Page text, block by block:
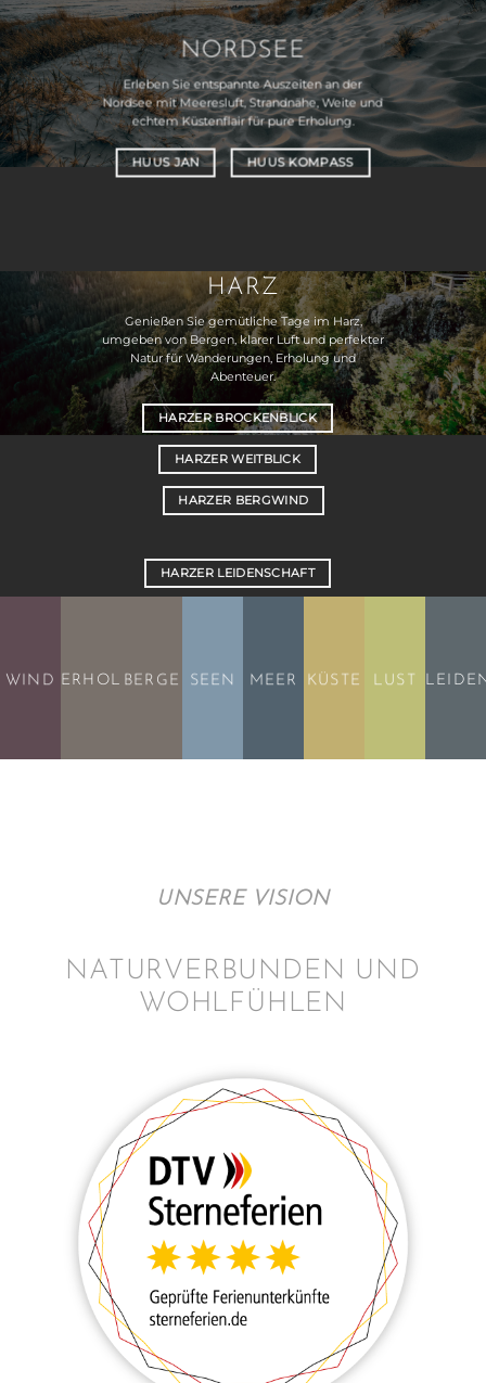
NORDSEE
Erleben Sie entspannte Auszeiten an der
Nordsee mit Meeresluft, Strandnähe, Weite und
echtem Küstenflair für pure Erholung.
HUUS JAN HUUS KOMPASS
HARZ
Genießen Sie gemütliche Tage im Harz,
umgeben von Bergen, klarer Luft und perfekter
Natur für Wanderungen, Erholung und
Abenteuer.
HARZER BROCKENBLICK
HARZER WEITBLICK
HARZER BERGWIND
HARZER LEIDENSCHAFT
WIND ERHOLUNG
BERGE SEEN MEER KÜSTE LUST
UNSERE VISION
NATURVERBUNDEN UND
WOHLFÜHLEN